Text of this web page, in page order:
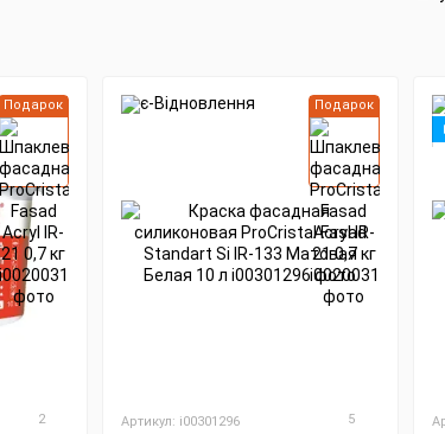
Подарок
2
Подарок
Артикул: i00301296 5